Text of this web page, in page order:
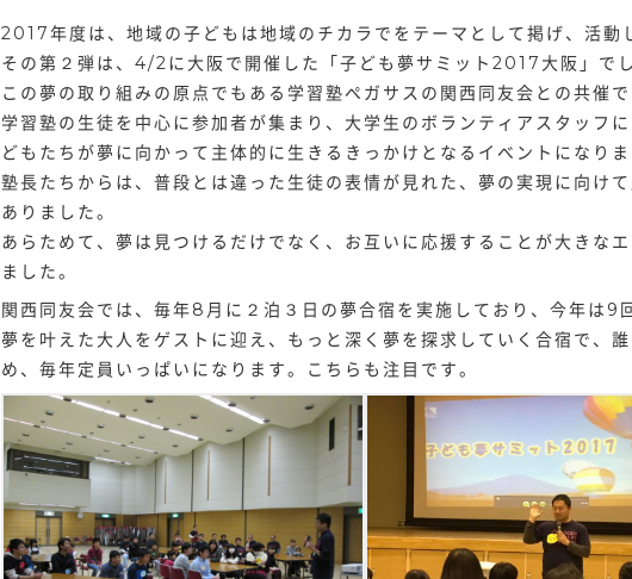
2017年度は、地域の子どもは地域のチカラでをテーマとして掲げ、活動
その第２弾は、4/2に大阪で開催した「子ども夢サミット2017大阪」でし
この夢の取り組みの原点でもある学習塾ペガサスの関西同友会との共催で
学習塾の生徒を中心に参加者が集まり、大学生のボランティアスタッフ
どもたちが夢に向かって主体的に生きるきっかけとなるイベントになりま
塾長たちからは、普段とは違った生徒の表情が見れた、夢の実現に向け
ありました。
あらためて、夢は見つけるだけでなく、お互いに応援することが大きな
ました。
関西同友会では、毎年8月に２泊３日の夢合宿を実施しており、今年は9
夢を叶えた大人をゲストに迎え、もっと深く夢を探求していく合宿で、
め、毎年定員いっぱいになります。こちらも注目です。